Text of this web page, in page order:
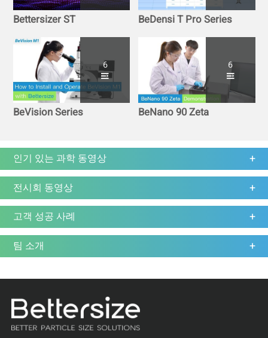
Bettersizer ST BeDensi T Pro Series
6
BeVision Series
6
BeNano 90 Zeta
인기 있는 과학 동영상
전시회 동영상
고객 성공 사례
팀 소개